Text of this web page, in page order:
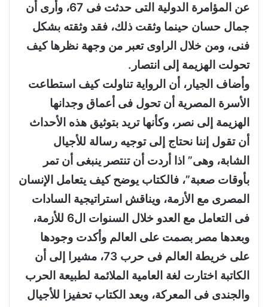
عن المؤامرة الدولية التى حدثت فى 67، وأرى أن
جمال حسان حينما وثقت ذلك، فقد وثقته بشكل
فنى، ومن خلال الراوى تعبر من وجهة نظرها كيف
تحولت الهزيمة إلى انتصار.
وأضاف الجيار، أن الرواية تناولت كيف استطاعت
الأسرة المصرية أن تحول فى أعماق وجدانها
الهزيمة إلى نصر، وكأنها تريد بتوثيق هذه الأحداث
أن تقول إننا نحتاج إلى توجيه رسالة للأجيال
الشابة، وهى” اذا أردت أن تنتصر ينبغى أن تمر
بأوقات صعبة”، فالكتاب يوضح كيف يتعامل الإنسان
المصرى مع الأزمة، ويناقش استراتيجية السادات
فى التعامل مع العدو خلال السنوات ال6 للأزمة،
وبعدها مصر بصمت على العالم وأكدت وجودها
على خريطة العالم فى حرب 73، مشيرا إلى أن
الكاتبة اختارت لغة العامية الملائمة لطبيعة الحرب
والجندى فى المعركة، ويعد الكتاب تحفيزا للأجيال